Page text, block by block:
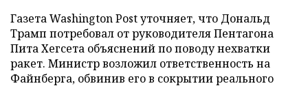
Газета Washington Post уточняет, что Дональд
Трамп потребовал от руководителя Пентагона
Пита Хегсета объяснений по поводу нехватки
ракет. Министр возложил ответственность на
Файнберга, обвинив его в сокрытии реального